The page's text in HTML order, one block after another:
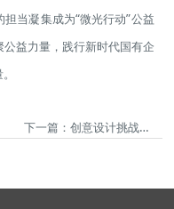
当凝集成为“微光行动”公益
益力量，践行新时代国有企
下一篇：创意设计挑战赛 | 江淮汽车走进同济，与新青年共探智慧宇宙美学